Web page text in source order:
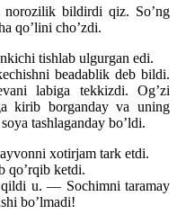
bildirdi qiz. So’ng
qo’lini cho’zdi.
tishlab ulgurgan edi.
beadablik deb bildi.
labiga tekkizdi. Og’zi
kirib borganday va uning
tashlaganday bo’ldi.
xotirjam tark etdi.
qo’rqib ketdi.
u. — Sochimni taramay
bo’lmadi!